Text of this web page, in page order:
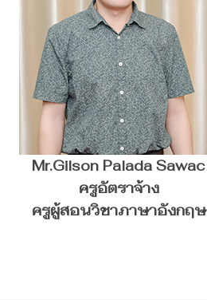
Mr.Gilson Palada Sawac
ครูอัตราจ้าง
ครูผู้สอนวิชาภาษาอังกฤษ